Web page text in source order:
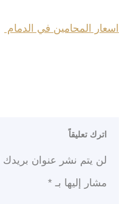
اسعار المحامين في الدمام
اترك تعليقاً
لن يتم نشر عنوان بريدك
مشار إليها بـ *